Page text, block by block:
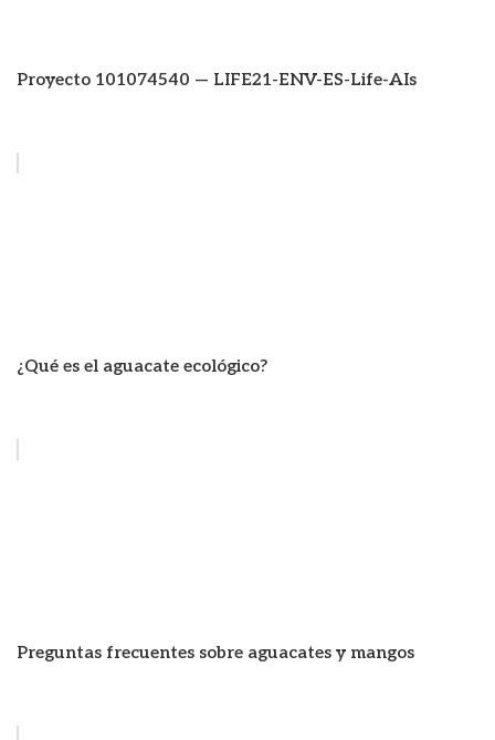
Proyecto 101074540 — LIFE21-ENV-ES-Life-AIs
¿Qué es el aguacate ecológico?
Preguntas frecuentes sobre aguacates y mangos